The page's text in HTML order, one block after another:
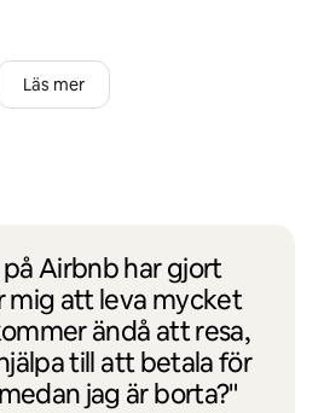
Läs mer
Airbnb har gjort
mig att leva mycket
ändå att resa,
till att betala för
jag är borta?"